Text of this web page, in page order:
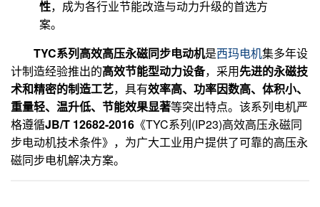
性，成为各行业节能改造与动力升级的首选方
案。
TYC系列高效高压永磁同步电动机是西玛电机集多年设
计制造经验推出的高效节能型动力设备，采用先进的永磁技
术和精密的制造工艺，具有效率高、功率因数高、体积小、
重量轻、温升低、节能效果显著等突出特点。该系列电机严
格遵循JB/T 12682-2016 《TYC系列(IP23)高效高压永磁同
步电动机技术条件》 ，为广大工业用户提供了可靠的高压永
磁同步电机解决方案。